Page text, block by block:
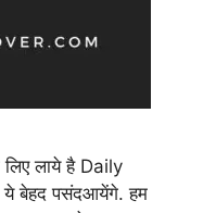
लाये है Daily
बेहद पसंदआयेंगे. हम